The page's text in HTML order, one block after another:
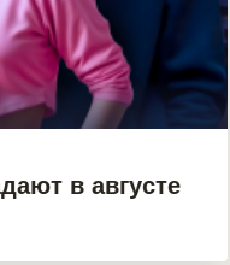
в августе